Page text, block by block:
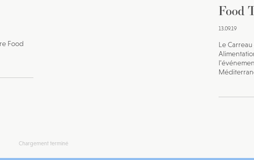
Food
Food
13.09.19
Le
Chargement terminé